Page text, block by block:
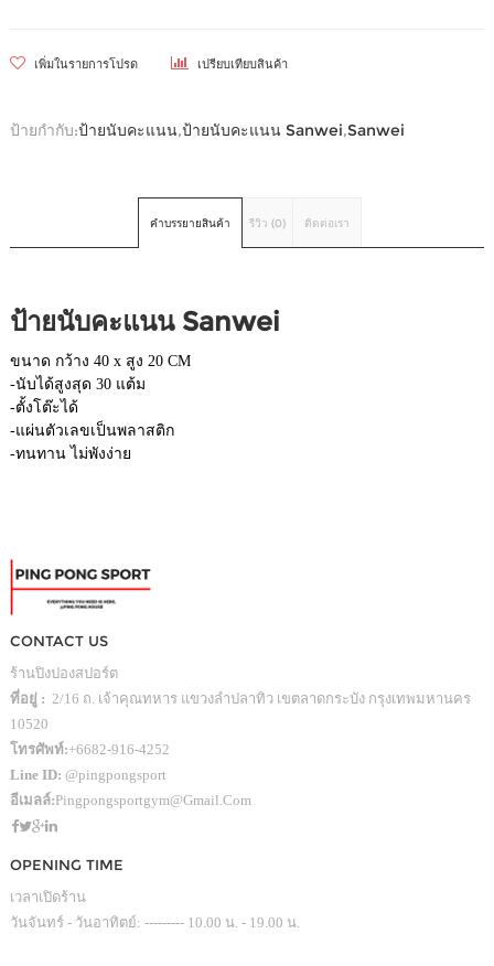
เพิ่มในรายการโปรด เปรียบเทียบสินค้า
ป้ายกำกับ:ป้ายนับคะแนน,ป้ายนับคะแนน Sanwei,Sanwei
คำบรรยายสินค้า รีวิว (0) ติดต่อเรา
ป้ายนับคะแนน Sanwei
ขนาด กว้าง 40 x สูง 20 CM
-นับได้สูงสุด 30 แต้ม
-ตั้งโต๊ะได้
-แผ่นตัวเลขเป็นพลาสติก
-ทนทาน ไม่พังง่าย
CONTACT US
ร้านปิงปองสปอร์ต
ที่อยู่ : 2/16 ถ. เจ้าคุณทหาร แขวงลำปลาทิว เขตลาดกระบัง กรุงเทพมหานคร
10520
โทรศัพท์:+6682-916-4252
Line ID: @pingpongsport
อีเมลล์:Pingpongsportgym@gmail.com
OPENING TIME
เวลาเปิดร้าน
วันจันทร์ - วันอาทิตย์: --------- 10.00 น. - 19.00 น.